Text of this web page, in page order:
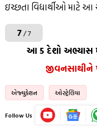
ઇચ્છતા વિદ્યાર્થીઓ માટે
7/ 7
આ 5 દેશો અભ્યાસ
જીવનસાથીને
એજ્યુકેશન ઓસ્ટ્રેલિયા
Follow Us